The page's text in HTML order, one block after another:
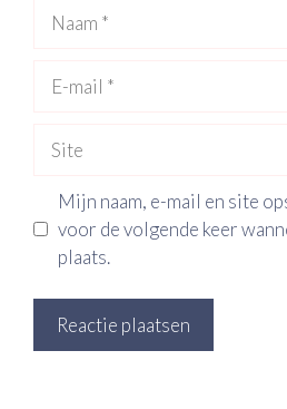
mail
Mijn naam, e-mail en site
voor de volgende keer
plaats.